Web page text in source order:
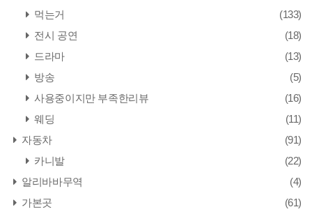
먹는거
(133)
전시 공연
(18)
드라마
(13)
방송
(5)
사용중이지만 부족한리뷰
(16)
웨딩
(11)
자동차
(91)
카니발
(22)
알리바바무역
(4)
가본곳
(61)